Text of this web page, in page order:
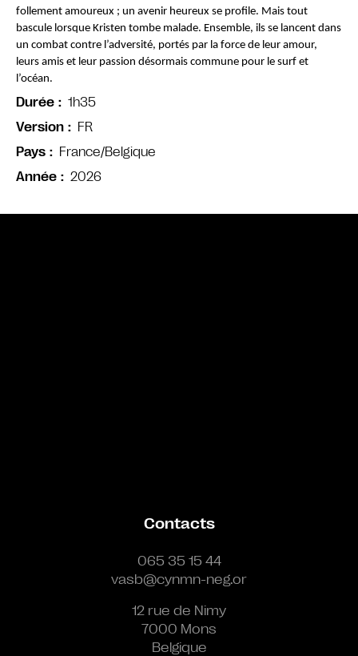
follement amoureux ; un avenir heureux se profile. Mais tout
bascule lorsque Kristen tombe malade. Ensemble, ils se lancent dans
un combat contre l’adversité, portés par la force de leur amour,
leurs amis et leur passion désormais commune pour le surf et
l’océan.
Durée
1h35
Version
FR
Pays
France/Belgique
Année
2026
Contacts
065 35 15 44
vasb@cynmn-neg.or
12 rue de Nimy
7000 Mons
Belgique